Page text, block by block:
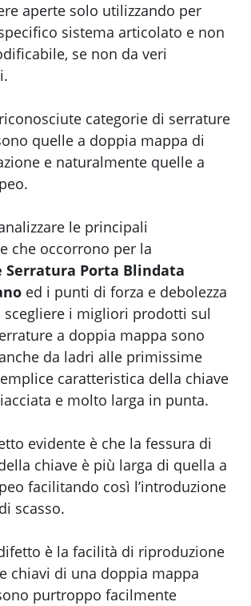
aperte solo utilizzando per
sistema articolato e non
se non da veri
categorie di serrature
quelle a doppia mappa di
e naturalmente quelle a
le principali
che occorrono per la
Serratura Porta Blindata
ed i punti di forza e debolezza
scegliere i migliori prodotti sul
a doppia mappa sono
da ladri alle primissime
caratteristica della chiave
e molto larga in punta.
evidente è che la fessura di
chiave è più larga di quella a
facilitando così l’introduzione
scasso.
è la facilità di riproduzione
chiavi di una doppia mappa
purtroppo facilmente